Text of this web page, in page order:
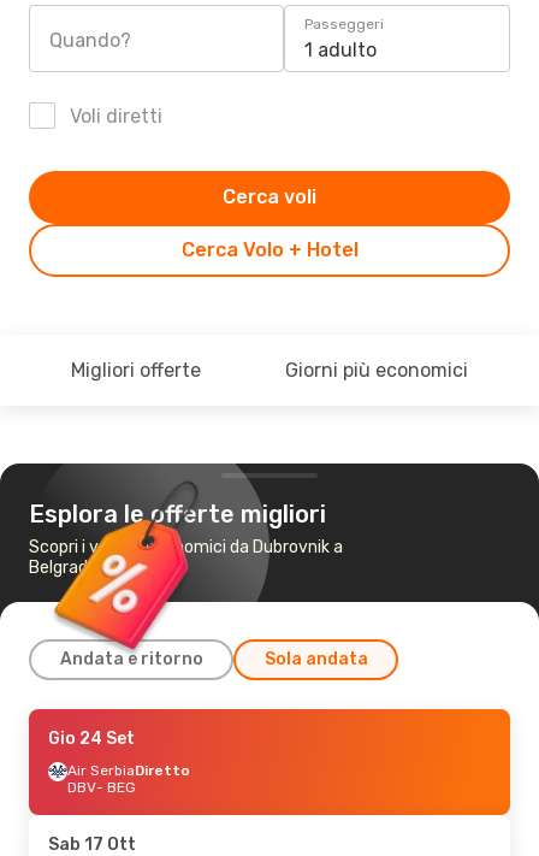
Quando?
Passeggeri
1 adulto
Voli diretti
Cerca Volo + Hotel
Cerca voli
Migliori offerte Giorni più economici
Esplora le offerte migliori
Scopri i voli più economici da Dubrovnik a
Belgrado
Andata e ritorno Sola andata
Gio 10 Set- Dom 13 Set
Air SerbiaDiretto
DBV- BEG
BEG- DBV
Gio 24 Set
Air SerbiaDiretto
DBV- BEG
Sab 17 Ott